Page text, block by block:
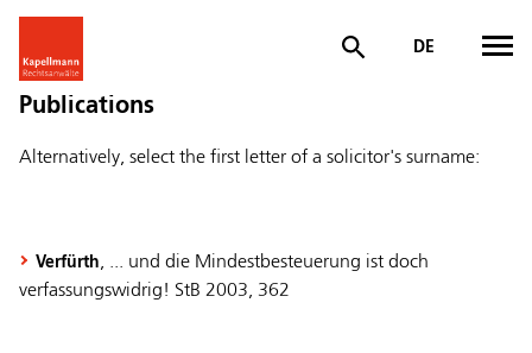
DE
Publications
Alternatively, select the first letter of a solicitor's surname:
Verfürth, ... und die Mindestbesteuerung ist doch
verfassungswidrig! StB 2003, 362